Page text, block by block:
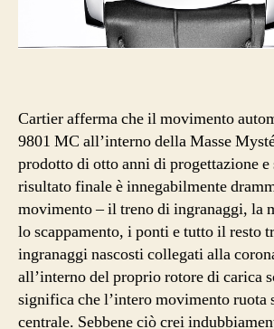
Cartier afferma che il movimento
9801 MC all’interno della Masse
prodotto di otto anni di progettazione
risultato finale è innegabilmente
movimento – il treno di ingranaggi, la
lo scappamento, i ponti e tutto il resto
ingranaggi nascosti collegati alla
all’interno del proprio rotore di carica
significa che l’intero movimento ruota
centrale. Sebbene ciò crei